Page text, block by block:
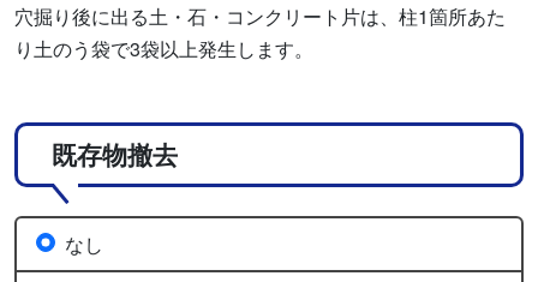
穴掘り後に出る土・石・コンクリート片は、柱1箇所あた
り土のう袋で3袋以上発生します。
既存物撤去
なし